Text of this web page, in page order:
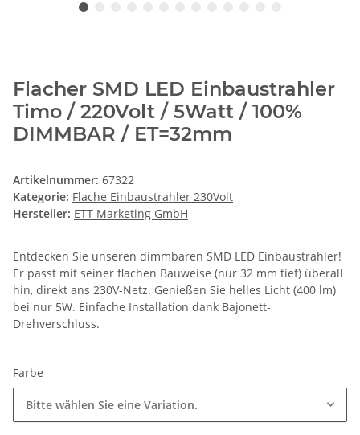
Flacher SMD LED Einbaustrahler
Timo / 220Volt / 5Watt / 100%
DIMMBAR / ET=32mm
Artikelnummer: 67322
Kategorie: Flache Einbaustrahler 230Volt
Hersteller: ETT Marketing GmbH
Entdecken Sie unseren dimmbaren SMD LED Einbaustrahler!
Er passt mit seiner flachen Bauweise (nur 32 mm tief) überall
hin, direkt ans 230V-Netz. Genießen Sie helles Licht (400 lm)
bei nur 5W. Einfache Installation dank Bajonett-
Drehverschluss.
Farbe
Bitte wählen Sie eine Variation.